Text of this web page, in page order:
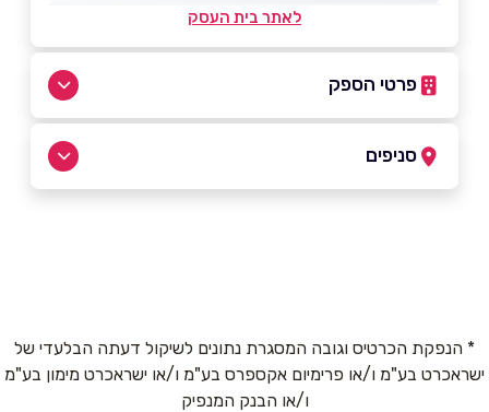
לאתר בית העסק
פרטי הספק
באתר
טלפון*
סניפים
* הנפקת הכרטיס וגובה המסגרת נתונים לשיקול דעתה הבלעדי של
ישראכרט בע"מ ו/או פרימיום אקספרס בע"מ ו/או ישראכרט מימון בע"מ
ו/או הבנק המנפיק